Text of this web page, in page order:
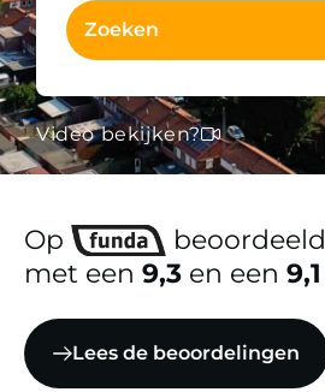
Video bekijken?
Op
beoordeeld
met een 9,3 en een 9,1
Lees de beoordelingen